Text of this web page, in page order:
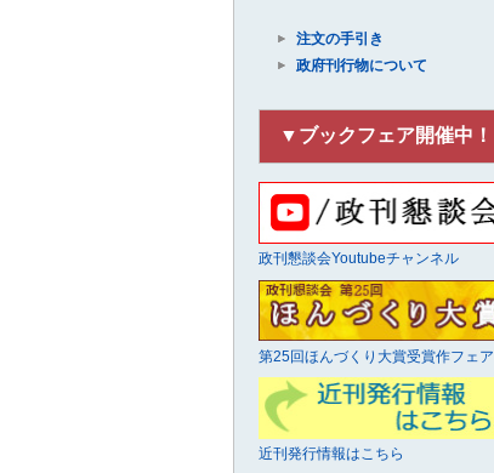
注文の手引き
政府刊行物について
▼ブックフェア開催中！
政刊懇談会Youtubeチャンネル
第25回ほんづくり大賞受賞作フェア
近刊発行情報はこちら